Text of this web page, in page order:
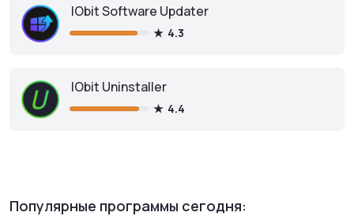
IObit Software Updater
4.3
IObit Uninstaller
4.4
Популярные программы сегодня: